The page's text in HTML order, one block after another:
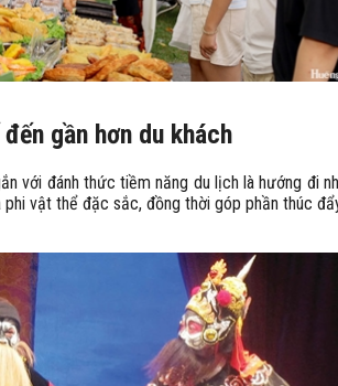
gần hơn du khách
với đánh thức tiềm năng du lịch là hướng đi
vật thể đặc sắc, đồng thời góp phần thúc